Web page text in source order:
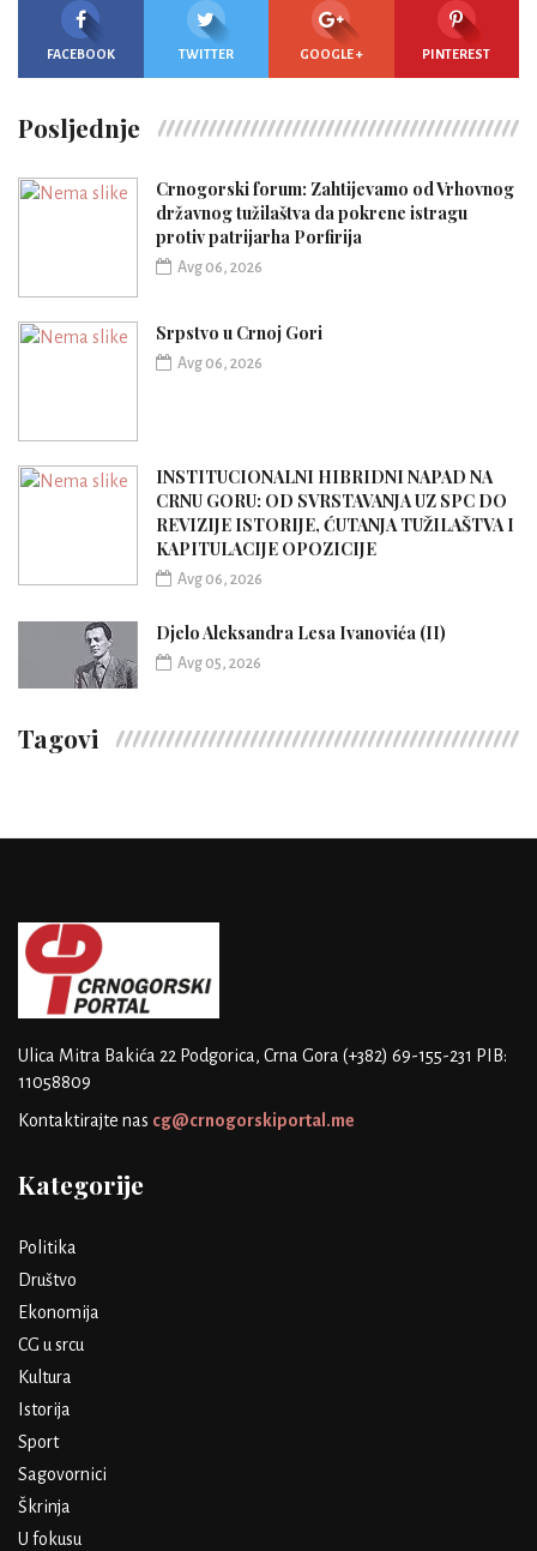
FACEBOOK TWITTER GOOGLE + PINTEREST
Posljednje
Crnogorski forum: Zahtijevamo od Vrhovnog
državnog tužilaštva da pokrene istragu
protiv patrijarha Porfirija
Avg 06, 2026
Srpstvo u Crnoj Gori
Avg 06, 2026
INSTITUCIONALNI HIBRIDNI NAPAD NA
CRNU GORU: OD SVRSTAVANJA UZ SPC DO
REVIZIJE ISTORIJE, ĆUTANJA TUŽILAŠTVA I
KAPITULACIJE OPOZICIJE
Avg 06, 2026
Djelo Aleksandra Lesa Ivanovića (II)
Avg 05, 2026
Tagovi
Ulica Mitra Bakića 22 Podgorica, Crna Gora (+382) 69-155-231 PIB:
11058809
Kontaktirajte nas cg@crnogorskiportal.me
Kategorije
Politika
Društvo
Ekonomija
CG u srcu
Kultura
Istorija
Sport
Sagovornici
Škrinja
U fokusu